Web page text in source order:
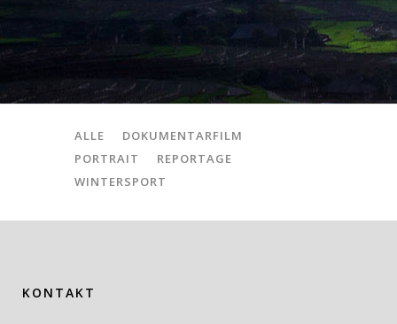
ALLE
DOKUMENTARFILM
PORTRAIT
REPORTAGE
WINTERSPORT
KONTAKT